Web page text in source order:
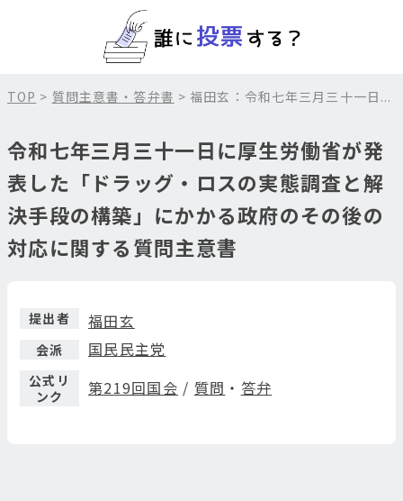
TOP > 質問主意書・答弁書 > 福田玄：令和七年三月三十一日...
令和七年三月三十一日に厚生労働省が発
表した「ドラッグ・ロスの実態調査と解
決手段の構築」にかかる政府のその後の
対応に関する質問主意書
提出者 福田玄
会派 国民民主党
公式リ
ンク
第219回国会 / 質問 ・ 答弁